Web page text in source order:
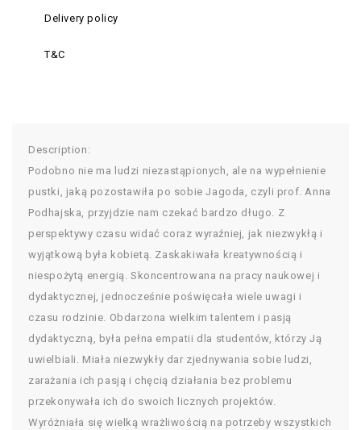
Delivery policy
T&C
Description:
Podobno nie ma ludzi niezastąpionych, ale na wypełnienie
pustki, jaką pozostawiła po sobie Jagoda, czyli prof. Anna
Podhajska, przyjdzie nam czekać bardzo długo. Z
perspektywy czasu widać coraz wyraźniej, jak niezwykłą i
wyjątkową była kobietą. Zaskakiwała kreatywnością i
niespożytą energią. Skoncentrowana na pracy naukowej i
dydaktycznej, jednocześnie poświęcała wiele uwagi i
czasu rodzinie. Obdarzona wielkim talentem i pasją
dydaktyczną, była pełna empatii dla studentów, którzy Ją
uwielbiali. Miała niezwykły dar zjednywania sobie ludzi,
zarażania ich pasją i chęcią działania bez problemu
przekonywała ich do swoich licznych projektów.
Wyróżniała się wielką wrażliwością na potrzeby wszystkich